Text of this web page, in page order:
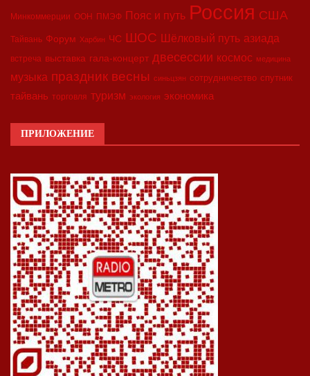
Минкоммерции ООН ПМЭФ Пояс и путь Россия США
Тайвань Форум Харбин ЧС ШОС Шёлковый путь азиада
встреча выставка гала-концерт двесессии космос медицина
музыка праздник весны синьцзян сотрудничество спутник
тайвань торговля туризм экология экономика
ПРИЛОЖЕНИЕ